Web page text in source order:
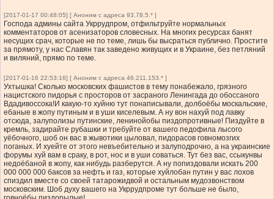
[2017-01-17 00:48:05] [ Аноним с адреса 93.78.5.* ]
Господа админы сайта Укррудпром, отфильтруйте нормальных
комментаторов от асенизаторов словесных. На многих ресурсах банят
несущих срач, которые не по теме, лишь бы высраться публично. Простите
за прямоту, у нас Славян так заведено живущих и в Украине, без петляний
и виляний, прямо по теме.
[2017-01-16 22:53:16] [ Аноним с адреса 46.211.153.* ]
Ухтышка! Сколько московских фашистов в тему понабежало, грязного
нацистского пидорья с просторов от засраного Ленингада до обоссаного
Вдадивоссока!И какую-то хуйню тут понаписывали, долбоёбы москальские,
ебаные в жопу путиным и в уши киселевым. А ну вон нахуй под лавку
отсюда, залуполизы путинские, ленинойобы пиздопротивные! Пиздуйте в
кремль, задирайте рубашки и требуйте от вашего педофила лысого
уёбочного, шоб он вас в жывотики цыловал, пидорасов говномозгих
поганых. И хуейте от этого невъебительно и залуподрочно, а на украинские
форумы хуй вам в сраку, в рот, нос и в уши соваться. Тут без вас, ссыкунвы
недоёбаной в жопу, как нибудь разберутся. А ну попиздовали искать 200
000 000 000 баксов за нефть и газ, которые хуйлобан путин у вас лохов
спиздил вместе со своей татарожидвой и остальным мудозвонством
московским. Шоб духу вашего на Укррудпроме тут больше не было,